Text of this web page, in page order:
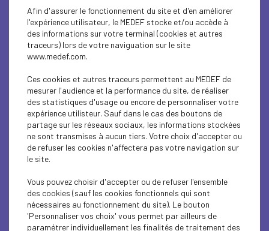
La Relation Ecole-
Entreprise
LE BUREAU DES
QU'EST-CE QU'UN CLEE ?
Afin d'assurer le fonctionnement du site et d'en améliorer
l'expérience utilisateur, le MEDEF stocke et/ou accède à
des informations sur votre terminal (cookies et autres
traceurs) lors de votre naviguation sur le site
www.medef.com.
Ces cookies et autres traceurs permettent au MEDEF de
mesurer l'audience et la performance du site, de réaliser
des statistiques d'usage ou encore de personnaliser votre
expérience utilisteur. Sauf dans le cas des boutons de
partage sur les réseaux sociaux, les informations stockées
ne sont transmises à aucun tiers. Votre choix d'accepter ou
de refuser les cookies n'affectera pas votre navigation sur
le site.
Vous pouvez choisir d'accepter ou de refuser l'ensemble
des cookies (sauf les cookies fonctionnels qui sont
nécessaires au fonctionnement du site). Le bouton
'Personnaliser vos choix' vous permet par ailleurs de
paramétrer individuellement les finalités de traitement des